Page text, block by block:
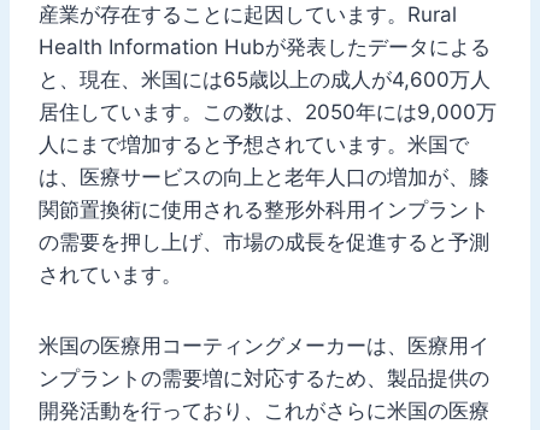
産業が存在することに起因しています。Rural
Health Information Hubが発表したデータによる
と、現在、米国には65歳以上の成人が4,600万人
居住しています。この数は、2050年には9,000万
人にまで増加すると予想されています。米国で
は、医療サービスの向上と老年人口の増加が、膝
関節置換術に使用される整形外科用インプラント
の需要を押し上げ、市場の成長を促進すると予測
されています。
米国の医療用コーティングメーカーは、医療用イ
ンプラントの需要増に対応するため、製品提供の
開発活動を行っており、これがさらに米国の医療